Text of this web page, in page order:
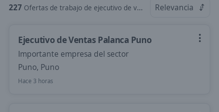
227 Ofertas de trabajo de ejecutivo de ventas en Puno Relevancia
Ejecutivo de Ventas Palanca Puno
Importante empresa del sector
Puno, Puno
Hace 3 horas